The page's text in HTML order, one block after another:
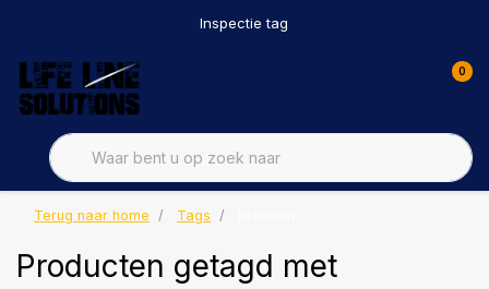
Inspectie tag
0
Terug naar home Tags
Producten getagd met